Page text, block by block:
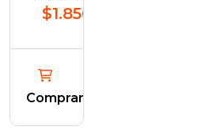
$1.856,85
Comprar